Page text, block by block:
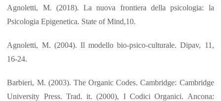
Agnoletti, M. (2018). La nuova frontiera della psicologia: la
Psicologia Epigenetica. State of Mind,10.
Agnoletti, M. (2004). Il modello bio-psico-culturale. Dipav, 11,
16-24.
Barbieri, M. (2003). The Organic Codes. Cambridge: Cambridge
University Press. Trad. it. (2000), I Codici Organici. Ancona: